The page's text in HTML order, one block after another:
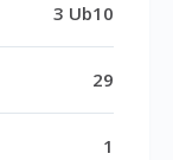
3 Ub10
29
1